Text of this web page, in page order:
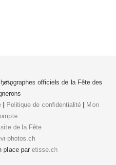
Back
To
Top
officiels de la Fête des
| Politique de confidentialité
Mon
site de la Fête
photos.ch
place par etisse.ch